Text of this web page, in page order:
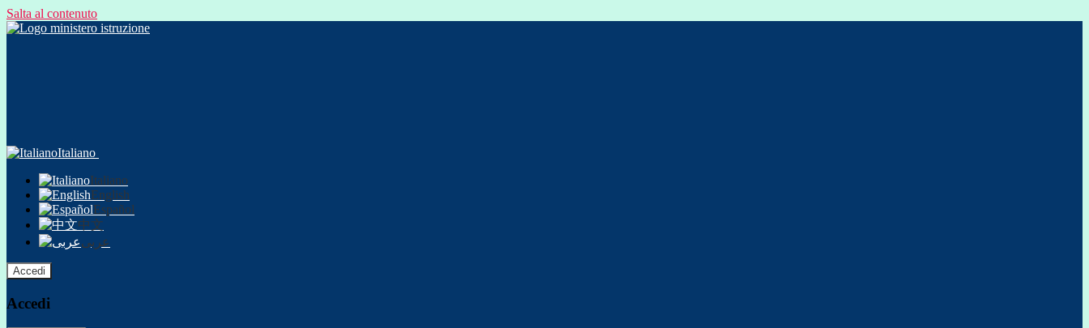
Salta al contenuto
Italiano
Italiano
English
Español
中文
عربى
Accedi
Accedi